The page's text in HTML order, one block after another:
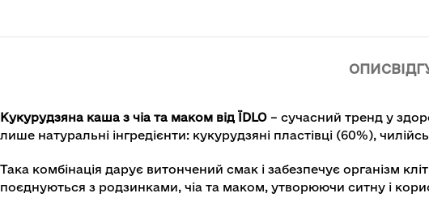
ОПИС
Кукурудзяна каша з чіа та маком від ЇDLO – сучасний тренд у
лише натуральні інгредієнти: кукурудзяні пластівці (60%),
Така комбінація дарує витончений смак і забезпечує організм
поєднуються з родзинками, чіа та маком, утворюючи ситну і